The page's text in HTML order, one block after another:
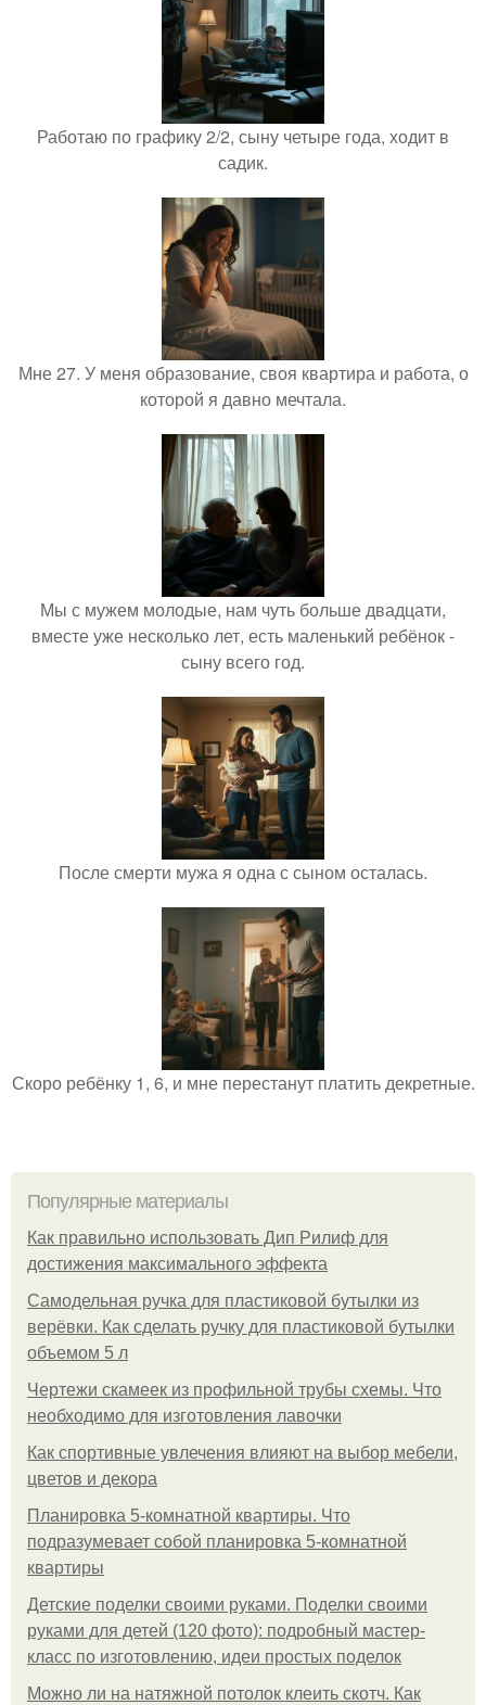
Работаю по графику 2/2, сыну четыре года, ходит в
садик.
Мне 27. У меня образование, своя квартира и работа, о
которой я давно мечтала.
Мы с мужем молодые, нам чуть больше двадцати,
вместе уже несколько лет, есть маленький ребёнок -
сыну всего год.
После смерти мужа я одна с сыном осталась.
Скоро ребёнку 1, 6, и мне перестанут платить декретные.
Популярные материалы
Как правильно использовать Дип Рилиф для
достижения максимального эффекта
Самодельная ручка для пластиковой бутылки из
верёвки. Как сделать ручку для пластиковой бутылки
объемом 5 л
Чертежи скамеек из профильной трубы схемы. Что
необходимо для изготовления лавочки
Как спортивные увлечения влияют на выбор мебели,
цветов и декора
Планировка 5-комнатной квартиры. Что
подразумевает собой планировка 5-комнатной
квартиры
Детские поделки своими руками. Поделки своими
руками для детей (120 фото): подробный мастер-
класс по изготовлению, идеи простых поделок
Можно ли на натяжной потолок клеить скотч. Как